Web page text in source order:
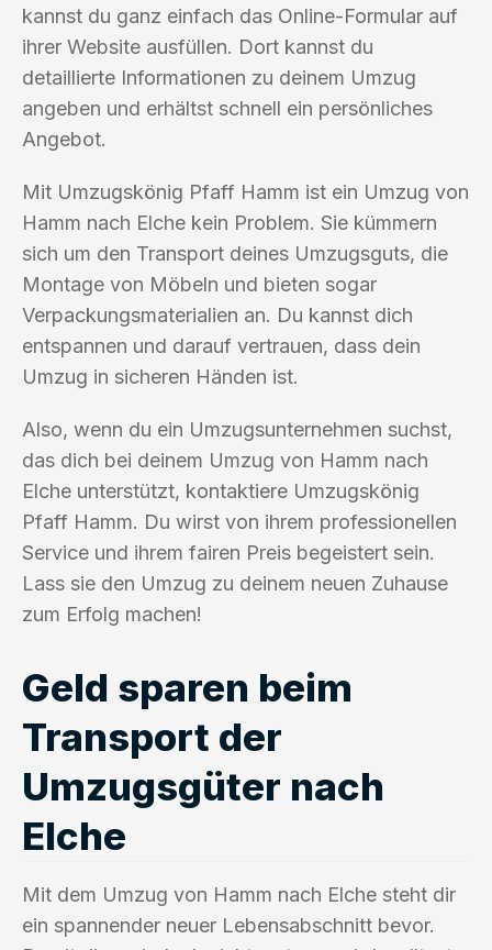
kannst du ganz einfach das Online-Formular auf
ihrer Website ausfüllen. Dort kannst du
detaillierte Informationen zu deinem Umzug
angeben und erhältst schnell ein persönliches
Angebot.
Mit Umzugskönig Pfaff Hamm ist ein Umzug von
Hamm nach Elche kein Problem. Sie kümmern
sich um den Transport deines Umzugsguts, die
Montage von Möbeln und bieten sogar
Verpackungsmaterialien an. Du kannst dich
entspannen und darauf vertrauen, dass dein
Umzug in sicheren Händen ist.
Also, wenn du ein Umzugsunternehmen suchst,
das dich bei deinem Umzug von Hamm nach
Elche unterstützt, kontaktiere Umzugskönig
Pfaff Hamm. Du wirst von ihrem professionellen
Service und ihrem fairen Preis begeistert sein.
Lass sie den Umzug zu deinem neuen Zuhause
zum Erfolg machen!
Geld sparen beim
Transport der
Umzugsgüter nach
Elche
Mit dem Umzug von Hamm nach Elche steht dir
ein spannender neuer Lebensabschnitt bevor.